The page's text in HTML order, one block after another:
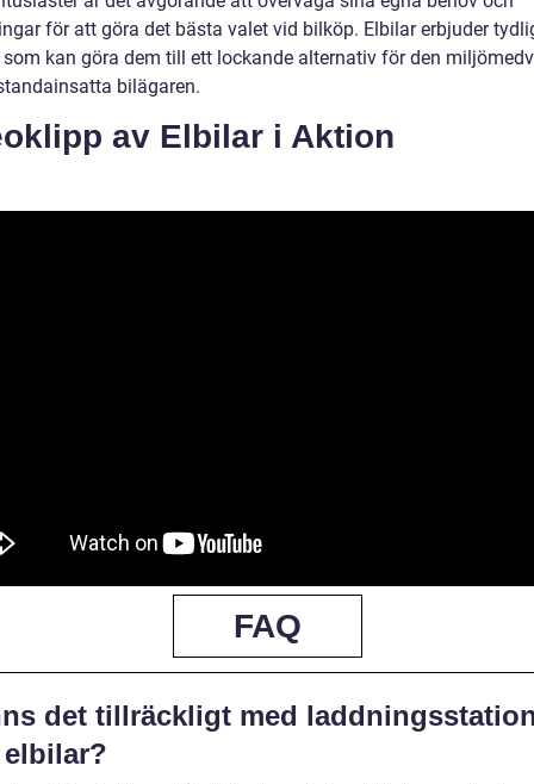
för att göra det bästa valet vid bilköp. Elbilar erbjuder
kan göra dem till ett lockande alternativ för den
bilägaren.
av Elbilar i Aktion
FAQ
det tillräckligt med